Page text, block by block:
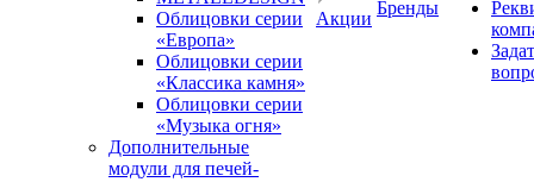
Облицовки серии
«Европа»
Облицовки серии
«Классика камня»
Облицовки серии
«Музыка огня»
Дополнительные
модули для печей-
Акции
Бренды